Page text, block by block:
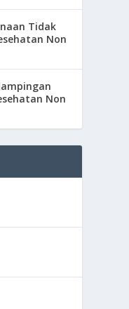
Tidak
Non
Non